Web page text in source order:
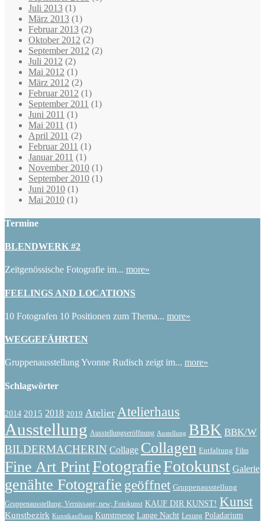
Juli 2013 (1)
März 2013 (1)
Februar 2013 (2)
Oktober 2012 (2)
September 2012 (2)
Juli 2012 (2)
Mai 2012 (1)
März 2012 (2)
Februar 2012 (1)
September 2011 (1)
Juni 2011 (1)
Mai 2011 (1)
April 2011 (2)
Februar 2011 (1)
Januar 2011 (1)
November 2010 (1)
September 2010 (1)
Juni 2010 (1)
Mai 2010 (1)
Termine
BLENDWERK #2
Zeitgenössische Fotografie im... more»
FEELINGS AND LOCATIONS
10 Fotografen 10 Positionen zum Thema... more»
WEGGEFÄHRTEN
Gruppenausstellung Yvonne Rudisch zeigt im... more»
Schlagwörter
2014 2015 2018 2019 Atelier Atelierhaus
Ausstellung Ausstellungseröffnung Austellung BBK BBK/W
BILDERMACHERIN Collage Collagen Entfaltung Film
Fine Art PrintFotografieFotokunst Galerie
genähte Fotografie geöffnet Gruppenausstellung
Gruppenausstellung; Vernissage; new; Fotokunst KAUF DIR KUNST! Kunst
Kunstbezirk Kunstkaufhaus Kunstmesse Lange Nacht Lesung Poladarium